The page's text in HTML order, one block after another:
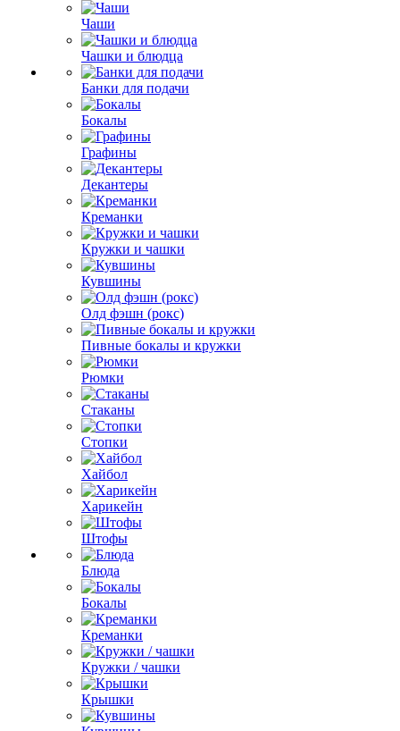
Чаши
Чашки и блюдца
Банки для подачи
Бокалы
Графины
Декантеры
Креманки
Кружки и чашки
Кувшины
Олд фэшн (рокс)
Пивные бокалы и кружки
Рюмки
Стаканы
Стопки
Хайбол
Харикейн
Штофы
Блюда
Бокалы
Креманки
Кружки / чашки
Крышки